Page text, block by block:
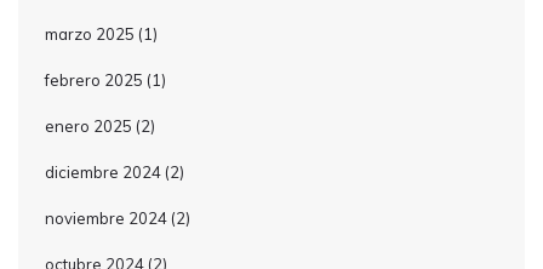
marzo 2025 (1)
febrero 2025 (1)
enero 2025 (2)
diciembre 2024 (2)
noviembre 2024 (2)
octubre 2024 (2)